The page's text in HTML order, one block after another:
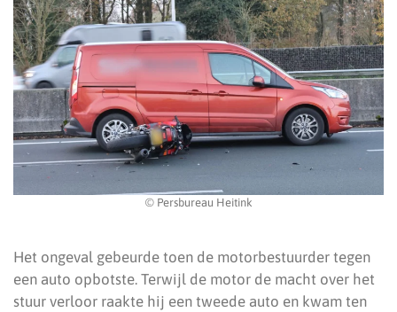
© Persbureau Heitink
Het ongeval gebeurde toen de motorbestuurder tegen
een auto opbotste. Terwijl de motor de macht over het
stuur verloor raakte hij een tweede auto en kwam ten